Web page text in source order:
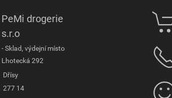
PeMi drogerie
s.r.o
- Sklad, výdejní místo
Lhotecká 292
Dřísy
277 14